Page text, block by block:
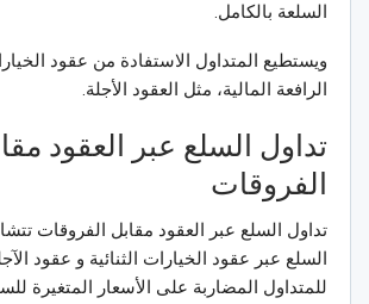
السلعة بالكامل.
ويستطيع المتداول الاستفادة من عقود
الرافعة المالية، مثل العقود الأجلة.
تداول السلع عبر العقود
الفروقات
تداول السلع عبر العقود مقابل الفروقات
السلع عبر عقود الخيارات الثنائية و عقود
للمتداول المضاربة على الأسعار المتغيرة